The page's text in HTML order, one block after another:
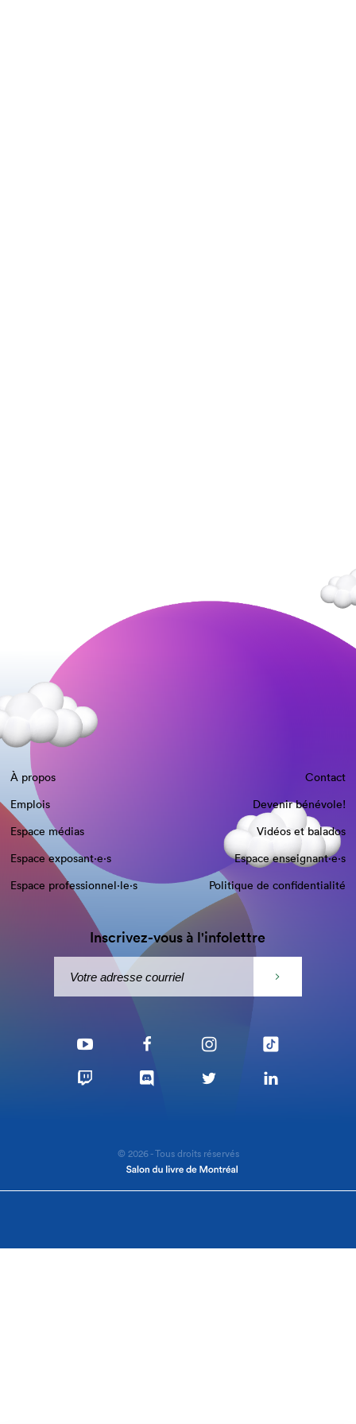
À propos
Contact
Emplois
Devenir bénévole!
Espace médias
Vidéos et balados
Espace exposant·e⋅s
Espace enseignant·e⋅s
Espace professionnel·le⋅s
Politique de confidentialité
Inscrivez-vous à l'infolettre
© 2026 - Tous droits réservés